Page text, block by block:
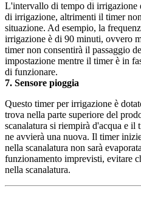
L'intervallo di tempo di irrigazione
di irrigazione, altrimenti il ​​timer
situazione. Ad esempio, la
irrigazione è di 90 minuti, ovvero
timer non consentirà il passaggio
impostazione mentre il timer è in
di funzionare.
7. Sensore pioggia
Questo timer per irrigazione è
trova nella parte superiore del
scanalatura si riempirà d'acqua e
ne avvierà una nuova. Il timer
nella scanalatura non sarà
funzionamento imprevisti, evitare
nella scanalatura.